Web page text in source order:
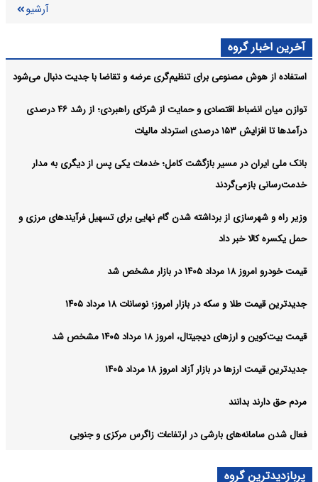
آرشیو
آخرین اخبار گروه
استفاده از هوش مصنوعی برای تنظیم‌گری عرضه و تقاضا با جدیت دنبال می‌شود
توازن میان انضباط اقتصادی و حمایت از شرکای راهبردی؛ از رشد ۴۶ درصدی
درآمدها تا افزایش ۱۵۳ درصدی استرداد مالیات
بانک ملی ایران در مسیر بازگشت کامل؛ خدمات یکی پس از دیگری به مدار
خدمت‌رسانی بازمی‌گردند
وزیر راه و شهرسازی از برداشته شدن گام نهایی برای تسهیل فرآیندهای مرزی و
حمل یکسره کالا خبر داد
قیمت خودرو امروز ۱۸ مرداد ۱۴۰۵ در بازار مشخص شد
جدیدترین قیمت طلا و سکه در بازار امروز؛ نوسانات ۱۸ مرداد ۱۴۰۵
قیمت بیت‌کوین و ارز‌های دیجیتال، امروز ۱۸ مرداد ۱۴۰۵ مشخص شد
جدیدترین قیمت ارزها در بازار آزاد امروز ۱۸ مرداد ۱۴۰۵
مردم حق دارند بدانند
فعال شدن سامانه‌های بارشی در ارتفاعات زاگرس مرکزی و جنوبی
پربازدیدترین گروه